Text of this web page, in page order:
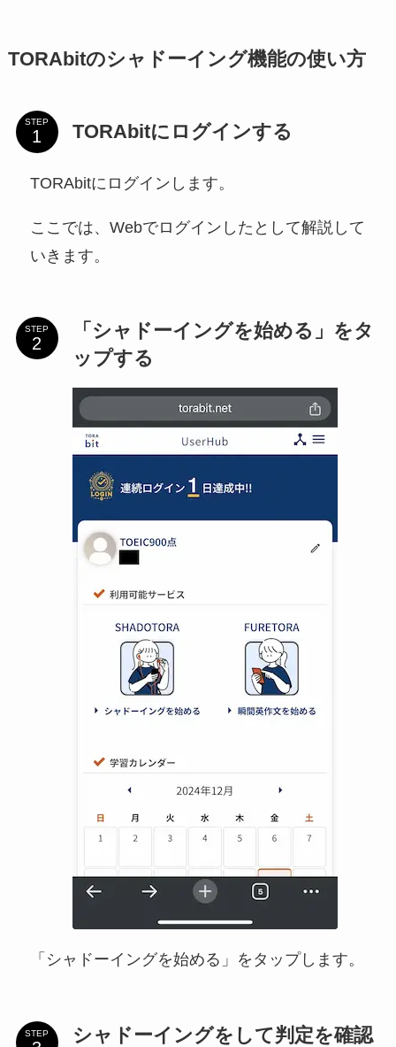
TORAbitのシャドーイング機能の使い方
STEP TORAbitにログインする
TORAbitにログインします。
ここでは、Webでログインしたとして解説して
いきます。
STEP
「シャドーイングを始める」をタ
ップする
「シャドーイングを始める」をタップします。
STEP
シャドーイングをして判定を確認